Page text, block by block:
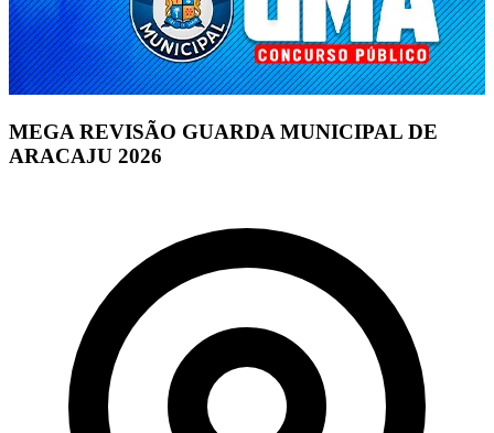
MEGA REVISÃO GUARDA MUNICIPAL DE
ARACAJU 2026